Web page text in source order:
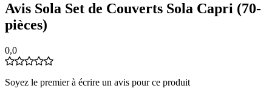
Avis Sola Set de Couverts Sola Capri (70-
pièces)
0,0
Soyez le premier à écrire un avis pour ce produit